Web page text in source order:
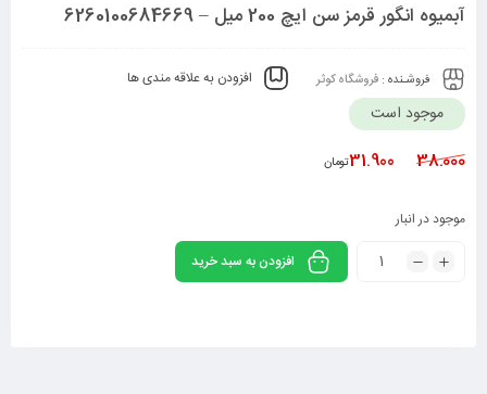
آبمیوه انگور قرمز سن ایچ 200 میل – 6260100684669
فروشـنده : فروشگاه کوثر افزودن به علاقه مندی ها
موجود است
38.000
31.900تومان
موجود در انبار
افزودن به سبد خرید